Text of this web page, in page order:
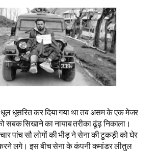
धूसरित कर दिया गया था तब असम के एक मेजर
सबक सिखाने का नायाब तरीका ढूंढ़ निकाला।
पांच सौ लोगों की भीड़ ने सेना की टुकड़ी को घेर
लगे। इस बीच सेना के कंपनी कमांडर लीतुल